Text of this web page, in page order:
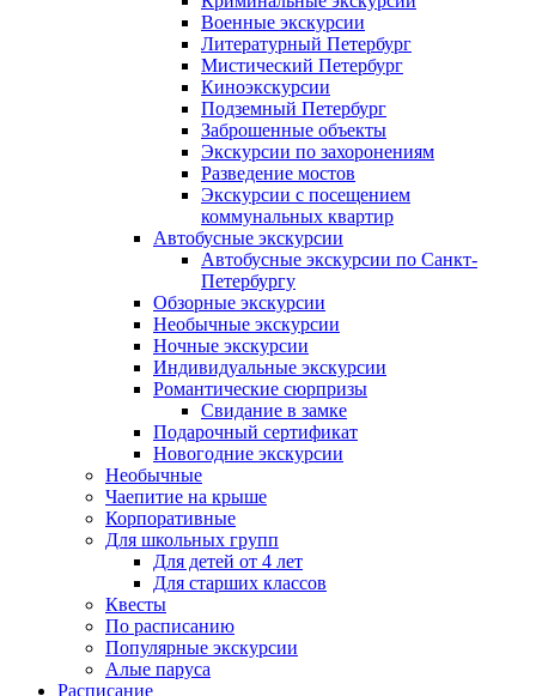
Военные экскурсии
Литературный Петербург
Мистический Петербург
Киноэкскурсии
Подземный Петербург
Заброшенные объекты
Экскурсии по захоронениям
Разведение мостов
Экскурсии с посещением
коммунальных квартир
Автобусные экскурсии
Автобусные экскурсии по Санкт-
Петербургу
Обзорные экскурсии
Необычные экскурсии
Ночные экскурсии
Индивидуальные экскурсии
Романтические сюрпризы
Свидание в замке
Подарочный сертификат
Новогодние экскурсии
Необычные
Чаепитие на крыше
Корпоративные
Для школьных групп
Для детей от 4 лет
Для старших классов
Квесты
По расписанию
Популярные экскурсии
Алые паруса
Расписание